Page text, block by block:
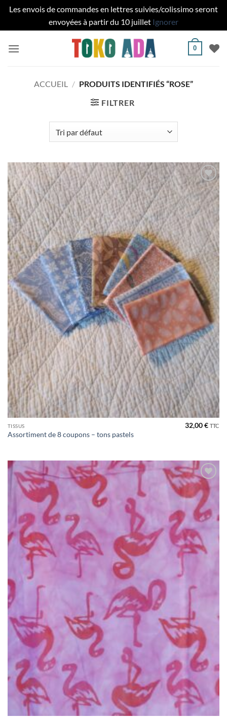
Les envois de commandes en lettres suivies/colissimo seront
envoyées à partir du 10 juillet Ignorer
0
ACCUEIL / PRODUITS IDENTIFIÉS “ROSE”
FILTRER
Ajouter
à la liste
de
souhaits
TISSUS
Assortiment de 8 coupons – tons pastels
32,00€ TTC
Ajouter
à la liste
de
souhaits